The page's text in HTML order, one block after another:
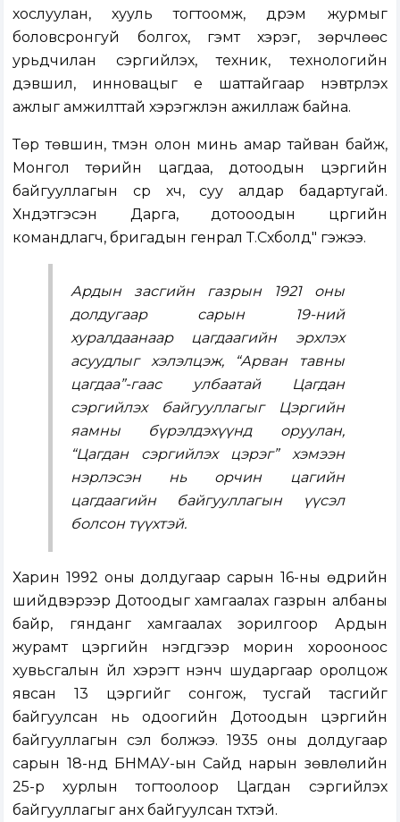
хослуулан, хууль тогтоомж, дүрэм журмыг
боловсронгуй болгох, гэмт хэрэг, зөрчлөөс
урьдчилан сэргийлэх, техник, технологийн
дэвшил, инновацыг үе шаттайгаар нэвтрүүлэх
ажлыг амжилттай хэрэгжүүлэн ажиллаж байна.
Төр төвшин, түмэн олон минь амар тайван байж,
Монгол төрийн цагдаа, дотоодын цэргийн
байгууллагын сүр хүч, суу алдар бадартугай.
Хүндэтгэсэн Дарга, дотооодын цргийн
командлагч, бригадын генрал Т.Сүхболд" гэжээ.
Ардын засгийн газрын 1921 оны
долдугаар сарын 19-ний
хуралдаанаар цагдаагийн эрхлэх
асуудлыг хэлэлцэж, “Арван тавны
цагдаа”-гаас улбаатай Цагдан
сэргийлэх байгууллагыг Цэргийн
яамны бүрэлдэхүүнд оруулан,
“Цагдан сэргийлэх цэрэг” хэмээн
нэрлэсэн нь орчин цагийн
цагдаагийн байгууллагын үүсэл
болсон түүхтэй.
Харин 1992 оны долдугаар сарын 16-ны өдрийн
шийдвэрээр Дотоодыг хамгаалах газрын албаны
байр, гянданг хамгаалах зорилгоор Ардын
журамт цэргийн нэгдүгээр морин хорооноос
хувьсгалын үйл хэрэгт үнэнч шударгаар оролцож
явсан 13 цэргийг сонгож, тусгай тасгийг
байгуулсан нь одоогийн Дотоодын цэргийн
байгууллагын үүсэл болжээ. 1935 оны долдугаар
сарын 18-нд БНМАУ-ын Сайд нарын зөвлөлийн
25-р хурлын тогтоолоор Цагдан сэргийлэх
байгууллагыг анх байгуулсан түүхтэй.